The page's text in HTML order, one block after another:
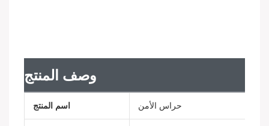
وصف المنتج
اسم المنتج حراس الأمن